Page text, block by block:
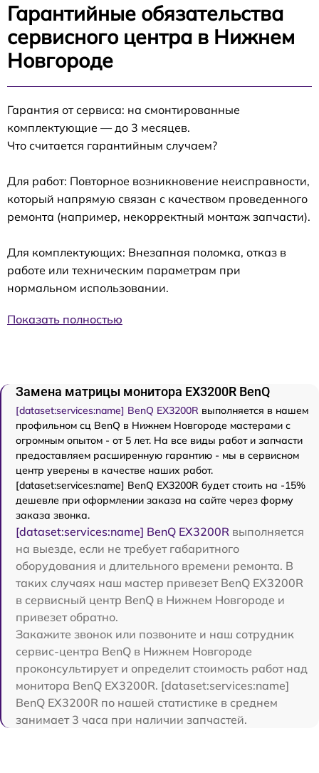
Гарантийные обязательства
сервисного центра в Нижнем
Новгороде
Гарантия от сервиса: на смонтированные
комплектующие — до 3 месяцев.
Что считается гарантийным случаем?
Для работ: Повторное возникновение неисправности,
который напрямую связан с качеством проведенного
ремонта (например, некорректный монтаж запчасти).
Для комплектующих: Внезапная поломка, отказ в
работе или техническим параметрам при
нормальном использовании.
Показать полностью
Замена матрицы монитора EX3200R BenQ
[dataset:services:name] BenQ EX3200R выполняется в нашем
профильном сц BenQ в Нижнем Новгороде мастерами с
огромным опытом - от 5 лет. На все виды работ и запчасти
предоставляем расширенную гарантию - мы в сервисном
центр уверены в качестве наших работ.
[dataset:services:name] BenQ EX3200R будет стоить на -15%
дешевле при оформлении заказа на сайте через форму
заказа звонка.
[dataset:services:name] BenQ EX3200R выполняется
на выезде, если не требует габаритного
оборудования и длительного времени ремонта. В
таких случаях наш мастер привезет BenQ EX3200R
в сервисный центр BenQ в Нижнем Новгороде и
привезет обратно.
Закажите звонок или позвоните и наш сотрудник
сервис-центра BenQ в Нижнем Новгороде
проконсультирует и определит стоимость работ над
монитора BenQ EX3200R. [dataset:services:name]
BenQ EX3200R по нашей статистике в среднем
занимает 3 часа при наличии запчастей.